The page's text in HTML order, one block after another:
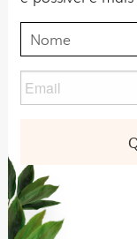
Nome
Nome
Email